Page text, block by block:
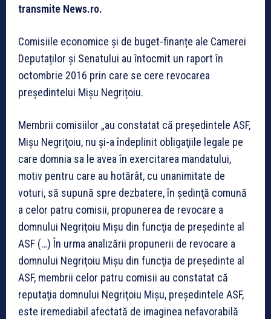
transmite News.ro.
Comisiile economice și de buget-finanțe ale Camerei
Deputaților și Senatului au întocmit un raport în
octombrie 2016 prin care se cere revocarea
președintelui Mișu Negrițoiu.
Membrii comisiilor „au constatat că preşedintele ASF,
Mişu Negriţoiu, nu şi-a îndeplinit obligaţiile legale pe
care domnia sa le avea în exercitarea mandatului,
motiv pentru care au hotărât, cu unanimitate de
voturi, să supună spre dezbatere, în şedinţă comună
a celor patru comisii, propunerea de revocare a
domnului Negriţoiu Mişu din funcţia de preşedinte al
ASF (…) În urma analizării propunerii de revocare a
domnului Negriţoiu Mişu din funcţia de preşedinte al
ASF, membrii celor patru comisii au constatat că
reputaţia domnului Negriţoiu Mişu, preşedintele ASF,
este iremediabil afectată de imaginea nefavorabilă